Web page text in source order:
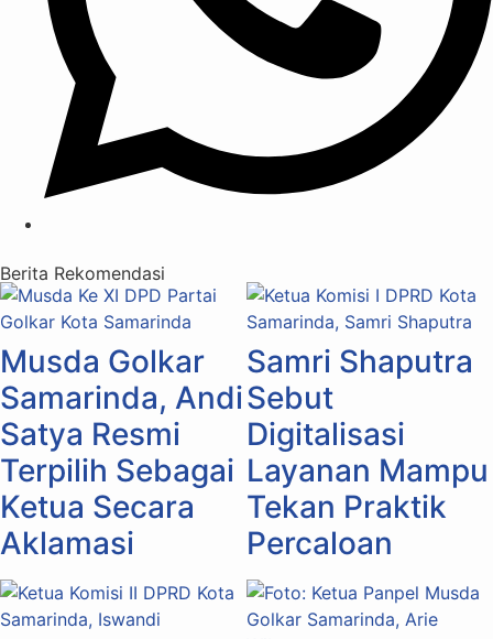
Berita Rekomendasi
Musda Golkar
Samarinda, Andi
Satya Resmi
Terpilih Sebagai
Ketua Secara
Aklamasi
Samri Shaputra
Sebut
Digitalisasi
Layanan Mampu
Tekan Praktik
Percaloan